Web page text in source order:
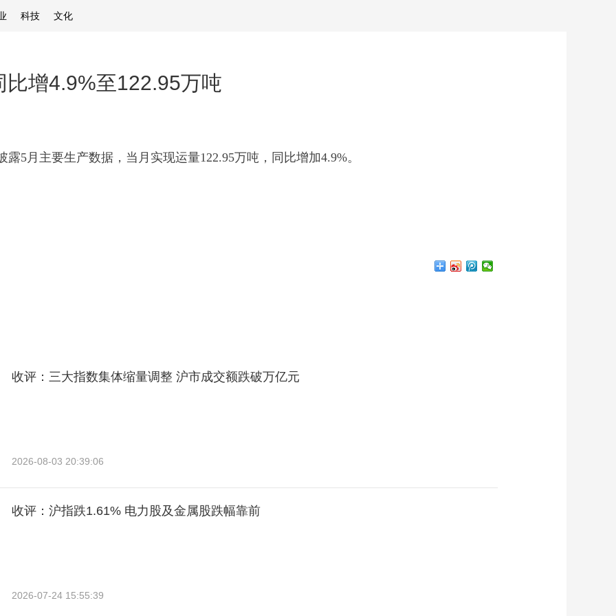
科技 文化
增4.9%至122.95万吨
5月主要生产数据，当月实现运量122.95万吨，同比增加4.9%。
收评：三大指数集体缩量调整 沪市成交额跌破万亿元
2026-08-03 20:39:06
收评：沪指跌1.61% 电力股及金属股跌幅靠前
2026-07-24 15:55:39